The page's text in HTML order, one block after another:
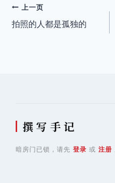
文
章
上一页
拍照的人都是孤独的
撰 写 手 记
暗房门已锁，请先 登录 或 注册